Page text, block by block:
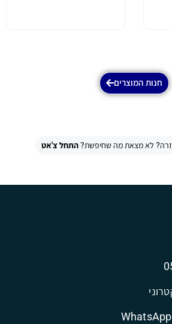
חנות המוצרים
לא מצאת מה שחיפשת?התחל צ'אט